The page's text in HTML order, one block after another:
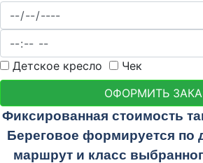
Детское кресло
Чек
ОФОРМИТЬ
Фиксированная стоимость
Береговое формируется по
маршрут и класс